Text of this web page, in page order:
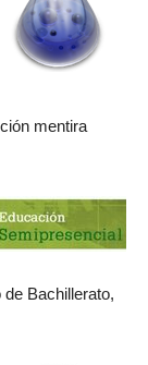
mentira
Bachillerato,